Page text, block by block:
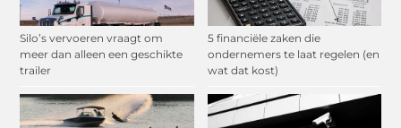
Silo’s vervoeren vraagt om
meer dan alleen een geschikte
trailer
5 financiële zaken die
ondernemers te laat regelen (en
wat dat kost)